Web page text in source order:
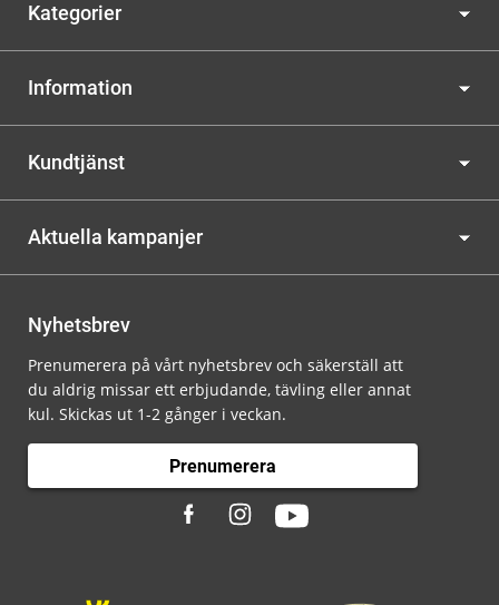
Kategorier
Information
Kundtjänst
Aktuella kampanjer
Nyhetsbrev
Prenumerera på vårt nyhetsbrev och säkerställ att
du aldrig missar ett erbjudande, tävling eller annat
kul. Skickas ut 1-2 gånger i veckan.
Prenumerera